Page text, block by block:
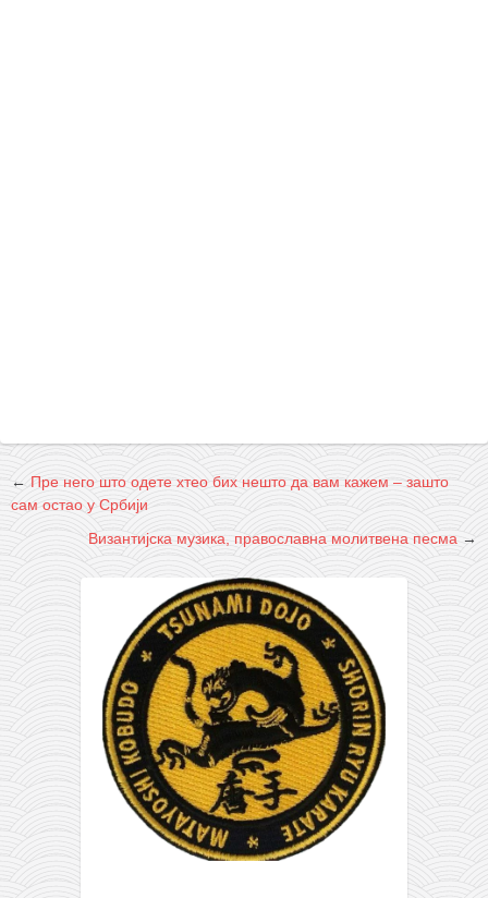
← Пре него што одете хтео бих нешто да вам кажем – зашто
сам остао у Србији
Византијска музика, православна молитвена песма →